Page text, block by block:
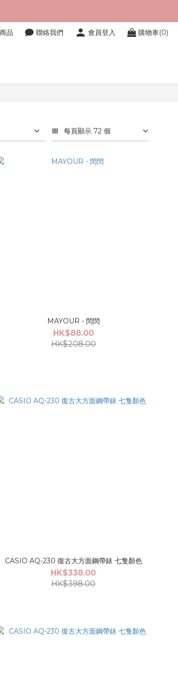
品 聯絡我們 會員登入 購物車(0)
每頁顯示 72 個
MAYOUR - 閃閃
HK$88.00
HK$208.00
CASIO AQ-230 復古大方面鋼帶錶 七隻顏色
HK$338.00
HK$398.00